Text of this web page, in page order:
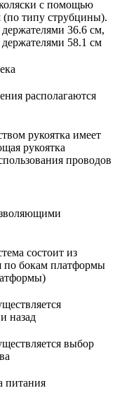
с помощью
типу струбцины).
36.6 см,
58.1 см
располагаются
рукоятка имеет
рукоятка
проводов
состоит из
по бокам платформы
назад
выбор
питания